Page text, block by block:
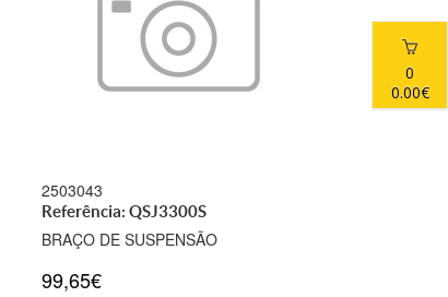
0
0.00€
2503043
Referência: QSJ3300S
BRAÇO DE SUSPENSÃO
99,65€